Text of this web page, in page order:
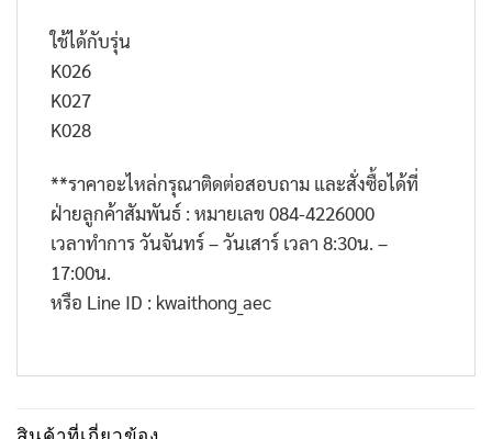
ใช้ได้กับรุ่น
K026
K027
K028
**ราคาอะไหล่กรุณาติดต่อสอบถาม และสั่งซื้อได้ที่
ฝ่ายลูกค้าสัมพันธ์ : หมายเลข 084-4226000
เวลาทำการ วันจันทร์ – วันเสาร์ เวลา 8:30น. –
17:00น.
หรือ Line ID : kwaithong_aec